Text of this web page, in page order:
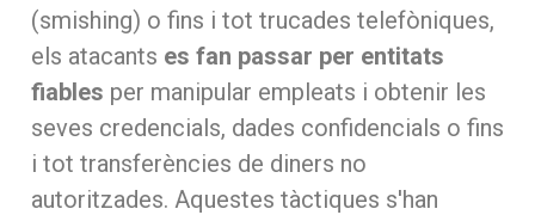
(smishing) o fins i tot trucades telefòniques,
els atacants es fan passar per entitats
fiables per manipular empleats i obtenir les
seves credencials, dades confidencials o fins
i tot transferències de diners no
autoritzades. Aquestes tàctiques s'han